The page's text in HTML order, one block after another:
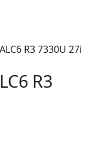
R3 7330U 27i
R3